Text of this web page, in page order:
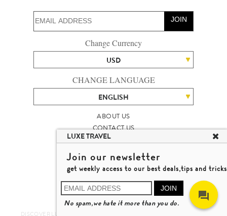
JOIN
Change Currency
USD
CHANGE LANGUAGE
ENGLISH
ABOUT US
CONTACT US
TALENT
LUXURY TRAVEL SITE MAP
MICHAEL'S TRAVEL TALK
TERMS & CONDITIONS
© 2026 LUXE TRAVEL LIMITED
LICENCE NO. 353662
LEARN MORE
DISCOVER LUXURY TRAVEL IN A DIFFERENT WAY 發現與探索豪華旅遊
LUXE TRAVEL
Join our newsletter
get weekly access to our best deals,tips and tricks
JOIN
No spam,we hate it more than you do.